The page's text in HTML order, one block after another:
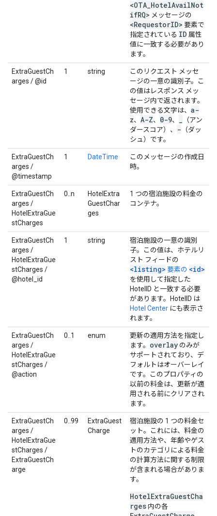
<OTA_HotelAvailNot
ifRQ> メッセージの
<RequestorID> 要素で
指定されている ID 属性
値に一致する必要があり
ます。
ExtraGuestCh
arges / @id
1 string
このリクエスト メッセ
ージの一意の識別子。こ
の値はレスポンス メッ
セージ内で返されます。
使用できる文字は、 a-
z、 A-Z、 0-9、
（アン
ダースコア）、
- （ダッ
シュ）です。
ExtraGuestCh
arges /
@timestamp
1 DateTime
このメッセージの作成日
時。
ExtraGuestCh
arges /
HotelExtraGue
stCharges
0..n
HotelExtra
GuestChar
ges
1 つの宿泊施設の料金の
コンテナ。
ExtraGuestCh
arges /
HotelExtraGue
stCharges /
@hotel_id
1 string
宿泊施設の一意の識別
子。この値は、ホテルリ
スト フィードの
<listing> 要素の <id>
を使用して指定した
HotelID と一致する必要
があります。HotelID は
Hotel Center にも表示さ
れます。
ExtraGuestCh
arges /
HotelExtraGue
stCharges /
@action
0..1 enum
更新の適用方法を指定し
ます。 overlay のみが
サポートされており、デ
フォルトはオーバーレイ
です。このプロパティの
以前の料金は、更新が適
用される前にクリアされ
ます。
ExtraGuestCh
arges /
HotelExtraGue
stCharges /
ExtraGuestCh
arge
0..99
ExtraGuest
Charge
宿泊施設の 1 つの料金セ
ット。これには、料金の
適用方法や、年齢やゲス
トのカテゴリによる料金
の計算方法に関する制限
が含まれる場合がありま
す。
HotelExtraGuestCha
rges 内の各